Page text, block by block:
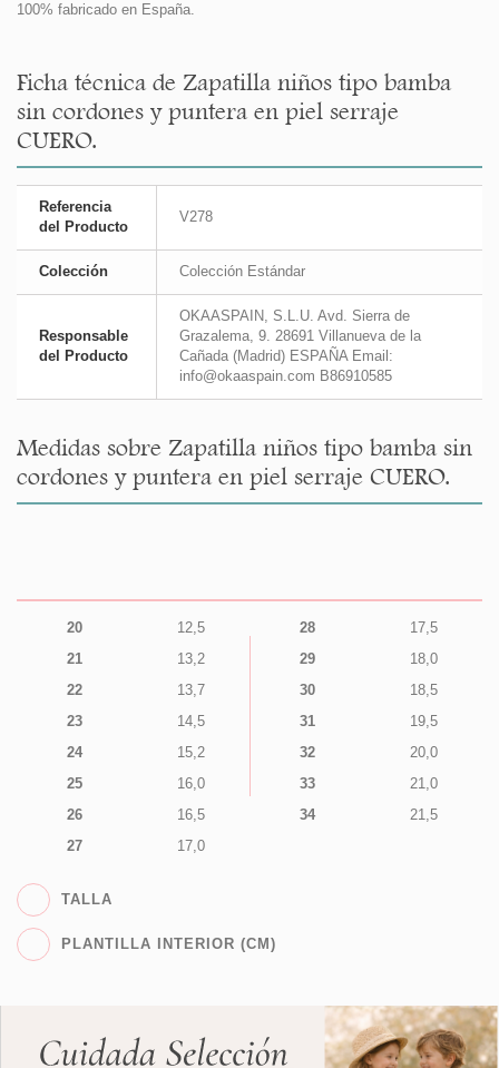
100% fabricado en España.
Ficha técnica de Zapatilla niños tipo bamba
sin cordones y puntera en piel serraje
CUERO.
Referencia
del Producto
V278
Colección Colección Estándar
Responsable
del Producto
OKAASPAIN, S.L.U. Avd. Sierra de
Grazalema, 9. 28691 Villanueva de la
Cañada (Madrid) ESPAÑA Email:
info@okaaspain.com B86910585
Medidas sobre Zapatilla niños tipo bamba sin
cordones y puntera en piel serraje CUERO.
20
12,5
21
13,2
22
13,7
23
14,5
24
15,2
25
16,0
26
16,5
27
17,0
28
17,5
29
18,0
30
18,5
31
19,5
32
20,0
33
21,0
34
21,5
TALLA
PLANTILLA INTERIOR (CM)